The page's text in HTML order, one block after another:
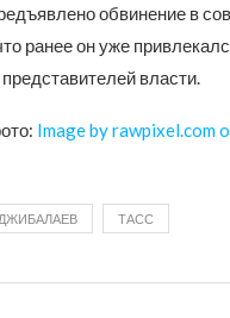
обвинение в
ранее он уже
власти.
Image by rawpixel.com
ТАСС